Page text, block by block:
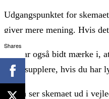
Udgangspunktet for
giver mere mening. Hvis
Jeg har også bidt mærke i,
nemt supplere, hvis du har
Sådan ser skemaet ud i
Shares